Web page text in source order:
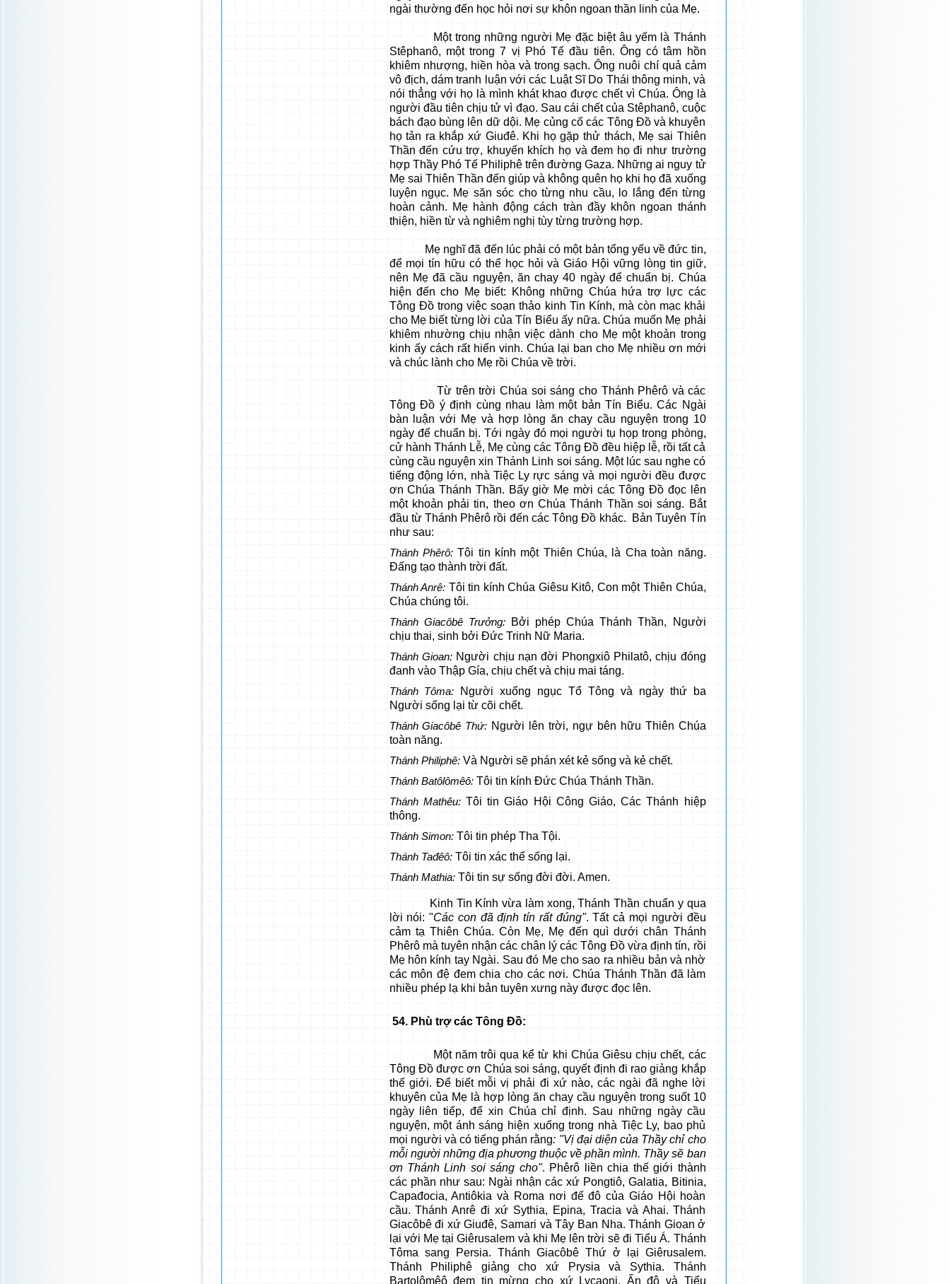
ngài thường đến học hỏi nơi sự khôn ngoan thần linh của Mẹ.
Một trong những người Mẹ đặc biệt âu yếm là Thánh
Stêphanô, một trong 7 vị Phó Tế đầu tiên. Ông có tâm hồn
khiêm nhượng, hiền hòa và trong sạch. Ông nuôi chí quả cảm
vô địch, dám tranh luận với các Luật Sĩ Do Thái thông minh, và
nói thẳng với họ là mình khát khao được chết vì Chúa. Ông là
người đầu tiên chịu tử vì đạo. Sau cái chết của Stêphanô, cuộc
bách đạo bùng lên dữ dội. Mẹ củng cố các Tông Đồ và khuyên
họ tản ra khắp xứ Giuđê. Khi họ gặp thử thách, Mẹ sai Thiên
Thần đến cứu trợ, khuyến khích họ và đem họ đi như trường
hợp Thầy Phó Tế Philiphê trên đường Gaza. Những ai nguy tử
Mẹ sai Thiên Thần đến giúp và không quên họ khi họ đã xuống
luyện ngục. Mẹ săn sóc cho từng nhu cầu, lo lắng đến từng
hoàn cảnh. Mẹ hành động cách tràn đầy khôn ngoan thánh
thiện, hiền từ và nghiêm nghị tùy từng trường hợp.
Mẹ nghĩ đã đến lúc phải có một bản tổng yếu về đức tin,
để mọi tín hữu có thể học hỏi và Giáo Hội vững lòng tin giữ,
nên Mẹ đã cầu nguyện, ăn chay 40 ngày để chuẩn bị. Chúa
hiện đến cho Mẹ biết: Không những Chúa hứa trợ lực các
Tông Đồ trong việc soạn thảo kinh Tin Kính, mà còn mạc khải
cho Mẹ biết từng lời của Tín Biểu ấy nữa. Chúa muốn Mẹ phải
khiêm nhường chịu nhận việc dành cho Mẹ một khoản trong
kinh ấy cách rất hiển vinh. Chúa lại ban cho Mẹ nhiều ơn mới
và chúc lành cho Mẹ rồi Chúa về trời.
Từ trên trời Chúa soi sáng cho Thánh Phêrô và các
Tông Đồ ý định cùng nhau làm một bản Tín Biểu. Các Ngài
bàn luận với Mẹ và hợp lòng ăn chay cầu nguyện trong 10
ngày để chuẩn bị. Tới ngày đó mọi người tụ họp trong phòng,
cử hành Thánh Lễ, Mẹ cùng các Tông Đồ đều hiệp lễ, rồi tất cả
cùng cầu nguyện xin Thánh Linh soi sáng. Một lúc sau nghe có
tiếng động lớn, nhà Tiệc Ly rực sáng và mọi người đều được
ơn Chúa Thánh Thần. Bấy giờ Mẹ mời các Tông Đồ đọc lên
một khoản phải tin, theo ơn Chúa Thánh Thần soi sáng. Bắt
đầu từ Thánh Phêrô rồi đến các Tông Đồ khác. Bản Tuyên Tín
như sau:
Thánh Phêrô:Tôi tin kính một Thiên Chúa, là Cha toàn năng.
Đấng tạo thành trời đất.
Thánh Anrê: Tôi tin kính Chúa Giêsu Kitô, Con một Thiên Chúa,
Chúa chúng tôi.
Thánh Giacôbê Trưởng:Bởi phép Chúa Thánh Thần, Người
chịu thai, sinh bởi Đức Trinh Nữ Maria.
Thánh Gioan:Người chịu nạn đời Phongxiô Philatô, chịu đóng
đanh vào Thập Gía, chịu chết và chịu mai táng.
Thánh Tôma: Người xuống ngục Tổ Tông và ngày thứ ba
Người sống lại từ cõi chết.
Thánh Giacôbê Thứ: Người lên trời, ngự bên hữu Thiên Chúa
toàn năng.
Thánh Philiphê: Và Người sẽ phán xét kẻ sống và kẻ chết.
Thánh Batôlômêô:Tôi tin kính Đức Chúa Thánh Thần.
Thánh Mathêu:Tôi tin Giáo Hội Công Giáo, Các Thánh hiệp
thông.
Thánh Simon:Tôi tin phép Tha Tội.
Thánh Tađêô:Tôi tin xác thể sống lại.
Thánh Mathia:Tôi tin sự sống đời đời. Amen.
Kinh Tin Kính vừa làm xong, Thánh Thần chuẩn y qua
lời nói: "Các con đã định tín rất đúng". Tất cả mọi người đều
cảm tạ Thiên Chúa. Còn Mẹ, Mẹ đến quì dưới chân Thánh
Phêrô mà tuyên nhận các chân lý các Tông Đồ vừa định tín, rồi
Mẹ hôn kính tay Ngài. Sau đó Mẹ cho sao ra nhiều bản và nhờ
các môn đệ đem chia cho các nơi. Chúa Thánh Thần đã làm
nhiều phép lạ khi bản tuyên xưng này được đọc lên.
54. Phù trợ các Tông Đồ:
Một năm trôi qua kể từ khi Chúa Giêsu chịu chết, các
Tông Đồ được ơn Chúa soi sáng, quyết định đi rao giảng khắp
thế giới. Để biết mỗi vị phải đi xứ nào, các ngài đã nghe lời
khuyên của Mẹ là hợp lòng ăn chay cầu nguyện trong suốt 10
ngày liên tiếp, để xin Chúa chỉ định. Sau những ngày cầu
nguyện, một ánh sáng hiện xuống trong nhà Tiệc Ly, bao phủ
mọi người và có tiếng phán rằng: "Vị đại diện của Thầy chỉ cho
mỗi người những địa phương thuộc về phần mình. Thầy sẽ ban
ơn Thánh Linh soi sáng cho". Phêrô liền chia thế giới thành
các phần như sau: Ngài nhận các xứ Pongtiô, Galatia, Bitinia,
Capađocia, Antiôkia và Roma nơi đế đô của Giáo Hội hoàn
cầu. Thánh Anrê đi xứ Sythia, Epina, Tracia và Ahai. Thánh
Giacôbê đi xứ Giuđê, Samari và Tây Ban Nha. Thánh Gioan ở
lại với Mẹ tại Giêrusalem và khi Mẹ lên trời sẽ đi Tiểu Á. Thánh
Tôma sang Persia. Thánh Giacôbê Thứ ở lại Giêrusalem.
Thánh Philiphê giảng cho xứ Prysia và Sythia. Thánh
Bartolômêô đem tin mừng cho xứ Lycaoni, Ấn độ và Tiểu